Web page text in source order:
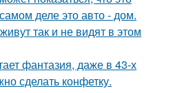
деле это авто - дом.
так и не видят в этом
фантазия, даже в 43-х
сделать конфетку.